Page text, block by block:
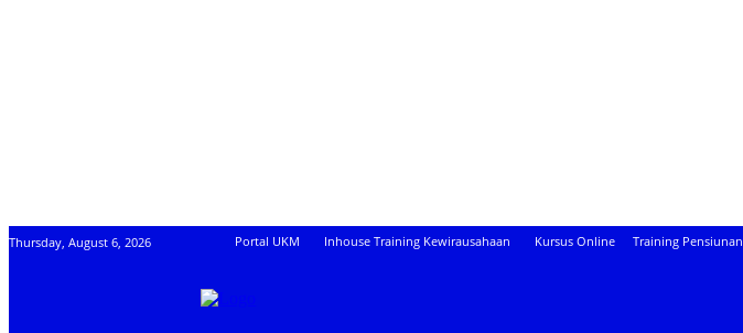
Thursday, August 6, 2026 Portal UKM Inhouse Training Kewirausahaan Kursus Online Training Pensiunan